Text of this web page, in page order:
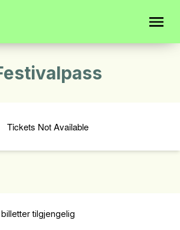
Tickets Not Available
tilgjengelig